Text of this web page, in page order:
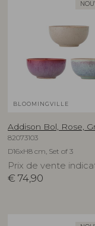
BLOOMINGVILLE
Addison Bol, Rose,
82073103
D16xH8 cm, Set of 3
Prix de vente
€ 74,90